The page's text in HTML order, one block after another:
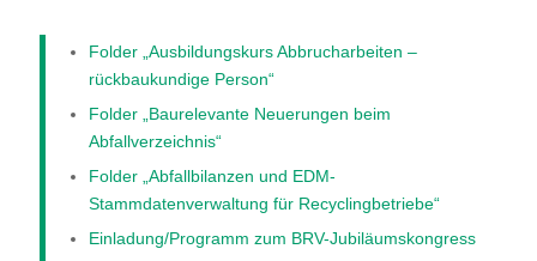
Folder „Ausbildungskurs Abbrucharbeiten –
rückbaukundige Person“
Folder „Baurelevante Neuerungen beim
Abfallverzeichnis“
Folder „Abfallbilanzen und EDM-
Stammdatenverwaltung für Recyclingbetriebe“
Einladung/Programm zum BRV-Jubiläumskongress